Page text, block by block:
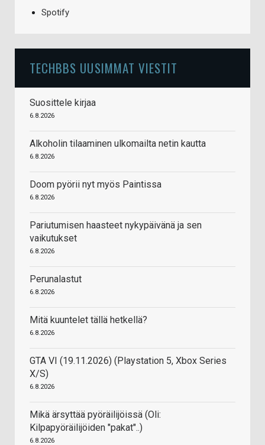
Spotify
TECHBBS UUSIMMAT VIESTIT
Suosittele kirjaa
6.8.2026
Alkoholin tilaaminen ulkomailta netin kautta
6.8.2026
Doom pyörii nyt myös Paintissa
6.8.2026
Pariutumisen haasteet nykypäivänä ja sen
vaikutukset
6.8.2026
Perunalastut
6.8.2026
Mitä kuuntelet tällä hetkellä?
6.8.2026
GTA VI (19.11.2026) (Playstation 5, Xbox Series
X/S)
6.8.2026
Mikä ärsyttää pyöräilijöissä (Oli:
Kilpapyöräilijöiden "pakat"..)
6.8.2026